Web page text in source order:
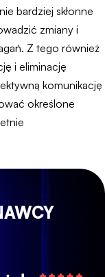
bardziej skłonne
zmiany i
Z tego również
i eliminację
komunikację
określone